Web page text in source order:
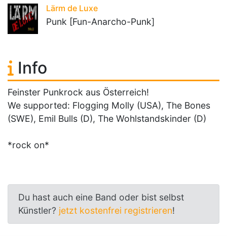
Lärm de Luxe
Punk [Fun-Anarcho-Punk]
Info
Feinster Punkrock aus Österreich!
We supported: Flogging Molly (USA), The Bones
(SWE), Emil Bulls (D), The Wohlstandskinder (D)
*rock on*
Du hast auch eine Band oder bist selbst
Künstler? jetzt kostenfrei registrieren!